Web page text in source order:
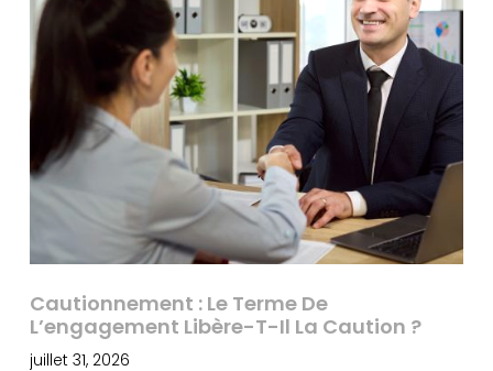
Cautionnement : Le Terme De
L’engagement Libère-T-Il La Caution ?
juillet 31, 2026